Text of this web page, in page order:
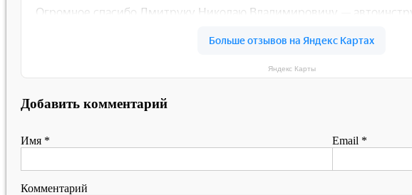
Яндекс Карты
Добавить комментарий
Имя * Email *
Комментарий